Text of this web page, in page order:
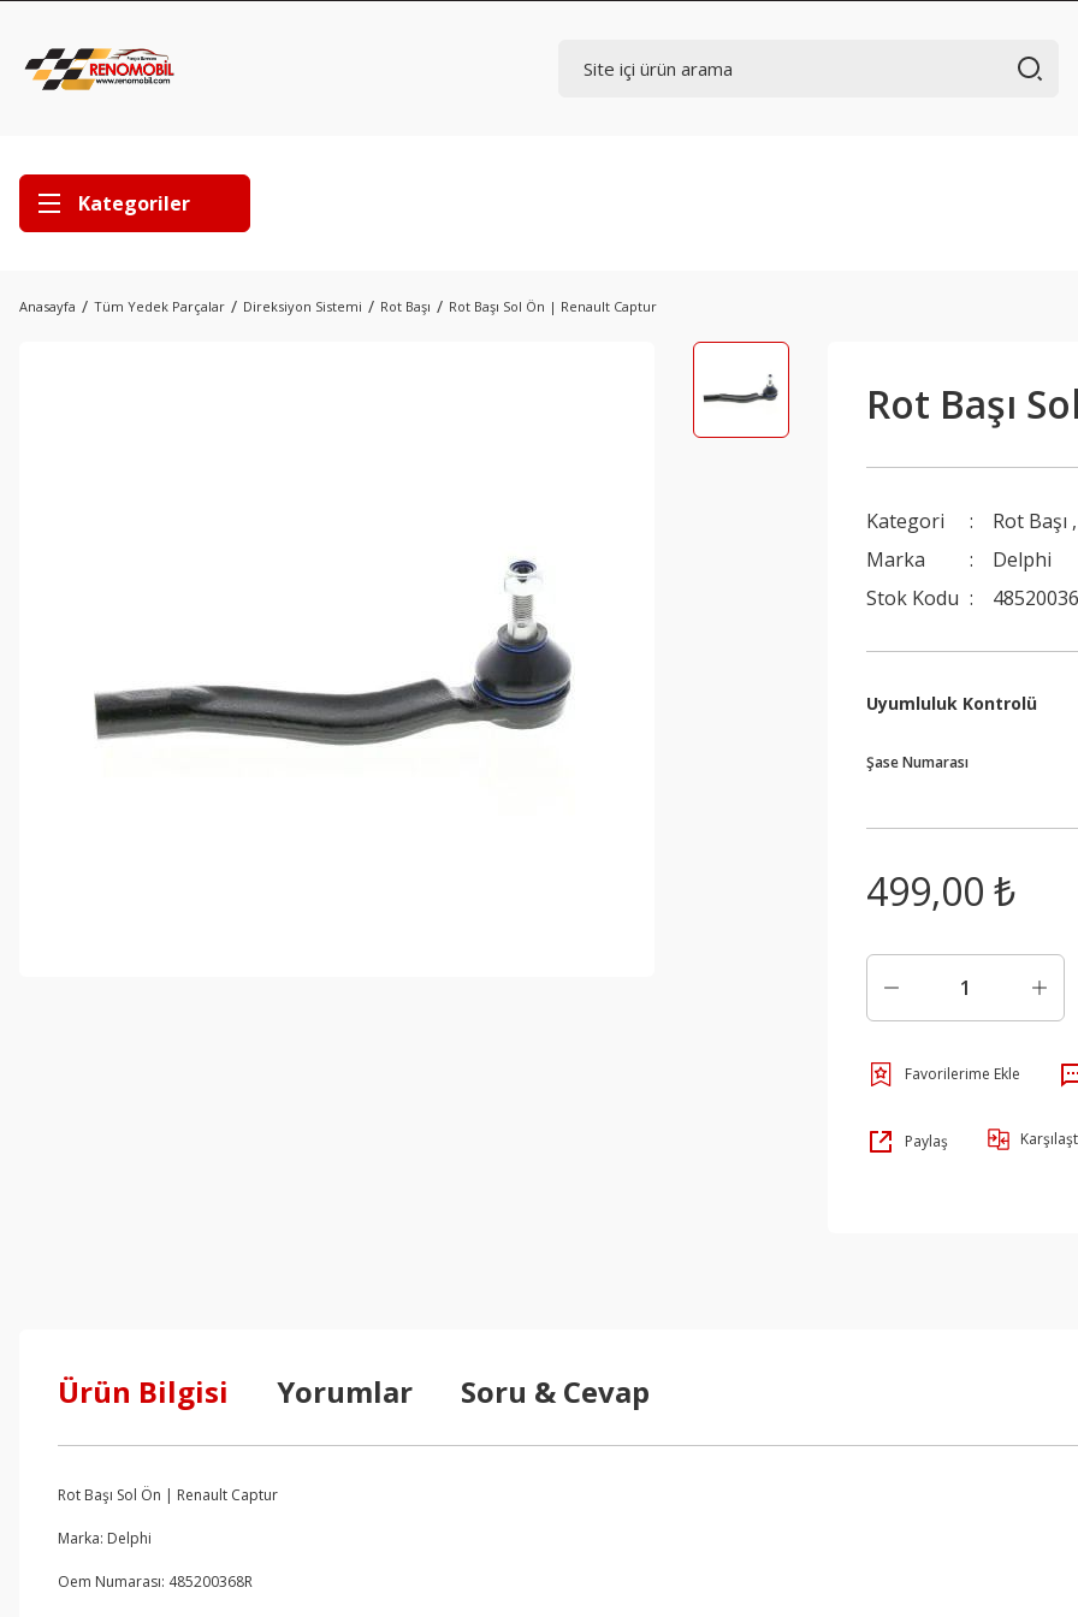
Kategoriler
Anasayfa Tüm Yedek Parçalar Direksiyon Sistemi Rot Başı Rot Başı Sol Ön | Renault Captur
Rot Başı
Kategori Rot Başı
Marka
Delphi
Stok Kodu
Uyumluluk Kontrolü
Şase Numarası
499,00 ₺
Paylaş
Ürün Bilgisi Yorumlar Soru & Cevap
Rot Başı Sol Ön | Renault Captur
Marka: Delphi
Oem Numarası: 485200368R